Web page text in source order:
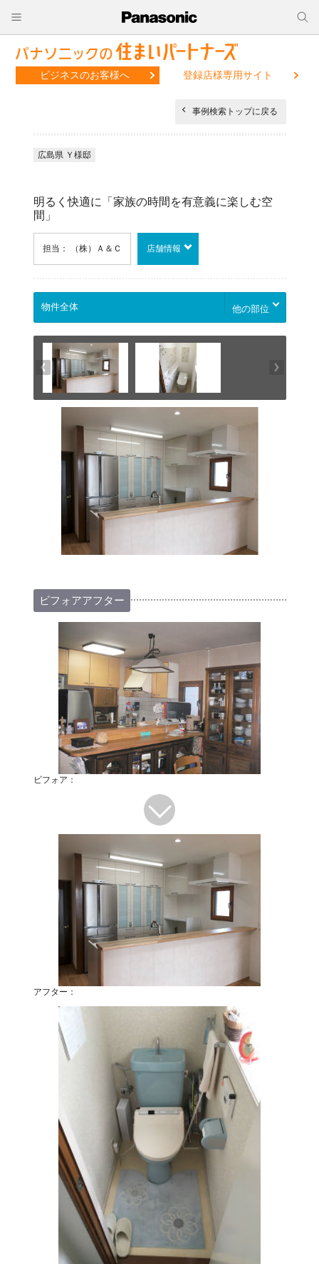
ビジネスのお客様へ 登録店様専用サイト
事例検索トップに戻る
広島県 Ｙ様邸
明るく快適に「家族の時間を有意義に楽しむ空
間」
担当： （株）Ａ＆Ｃ 店舗情報
他の部位
ビフォアアフター
ビフォア：
アフター：